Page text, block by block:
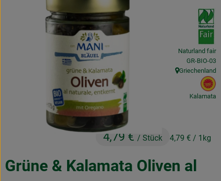
Ökokisten
Obst & Gemüse
Drogerie & Diverses
Lieferservice
Grüne & Kalamata Oliven al
4,79 € / Stück 4,79 € / 1kg
, Verband:
Naturland fair
,GR-BIO-03
, Herkunft:
Griechenland
,
Kalamata